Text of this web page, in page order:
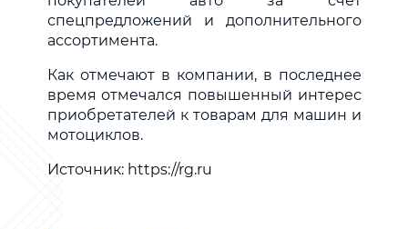
спецпредложений и дополнительного
ассортимента.
Как отмечают в компании, в последнее
время отмечался повышенный интерес
приобретателей к товарам для машин и
мотоциклов.
Источник: https://rg.ru